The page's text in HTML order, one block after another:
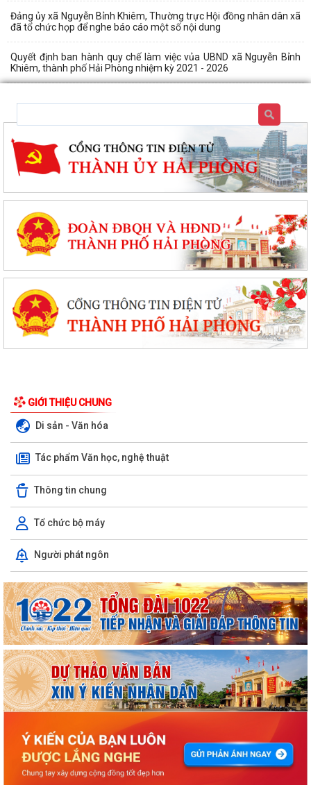
Đảng ủy xã Nguyễn Bỉnh Khiêm, Thường trực Hội đồng nhân dân xã
đã tổ chức họp để nghe báo cáo một số nội dung
Quyết định ban hành quy chế làm việc vủa UBND xã Nguyễn Bỉnh
Khiêm, thành phố Hải Phòng nhiệm kỳ 2021 - 2026
GIỚI THIỆU CHUNG
Di sản - Văn hóa
Tác phẩm Văn học, nghệ thuật
Thông tin chung
Tổ chức bộ máy
Người phát ngôn
ỦY BAN NHÂN DÂN XÃ NGUYỄN BỈNH KHIÊM TUYÊN TRUYỀN, HƯỚNG
DẪN NGƯỜI DÂN CHUYỂN ĐỔI THIẾT BỊ, SIM...
Công văn tuyên truyền phòng ngừa, ứng phó với các đe dọa an ninh
phi truyền thống
KẾ HOẠCH Triển khai tuyển chọn thực tập sinh nữ đi thực tập kỹ thuật
tại Nhật Bản Đợt II năm 2026
Kỷ niệm 79 năm Ngày Thương binh - Liệt sĩ (27-7-1947 – 27-7-2026)